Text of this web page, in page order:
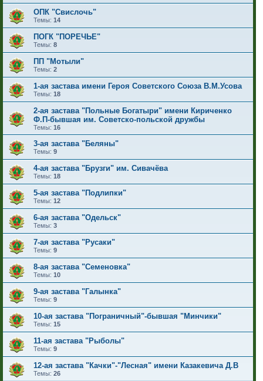
ОПК "Свислочь"
Темы: 14
ПОГК "ПОРЕЧЬЕ"
Темы: 8
ПП "Мотыли"
Темы: 2
1-ая застава имени Героя Советского Союза В.М.Усова
Темы: 18
2-ая застава "Польные Богатыри" имени Кириченко
Ф.П-бывшая им. Советско-польской дружбы
Темы: 16
3-ая застава "Беляны"
Темы: 9
4-ая застава "Брузги" им. Сивачёва
Темы: 18
5-ая застава "Подлипки"
Темы: 12
6-ая застава "Одельск"
Темы: 3
7-ая застава "Русаки"
Темы: 9
8-ая застава "Семеновка"
Темы: 10
9-ая застава "Галынка"
Темы: 9
10-ая застава "Пограничный"-бывшая "Минчики"
Темы: 15
11-ая застава "Рыболы"
Темы: 9
12-ая застава "Качки"-"Лесная" имени Казакевича Д.В
Темы: 26